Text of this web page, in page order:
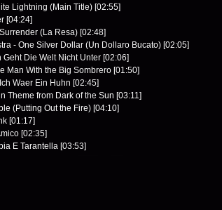
Lightning (Main Title) [02:55]
[04:24]
(La Resa) [02:48]
- One Silver Dollar (Un Dollaro Bucato) [02:05]
Die Welt Nicht Unter [02:06]
Man With the Big Sombrero [01:50]
Waer Ein Huhn [02:45]
Theme from Dark of the Sun [03:11]
(Putting Out the Fire) [04:10]
[01:17]
[02:35]
E Tarantella [03:53]